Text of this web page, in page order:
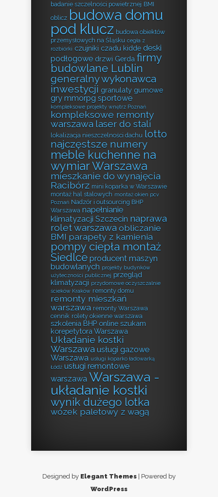
badanie szczelności powietrznej BMI
oblicz budowa domu
pod klucz budowa obiektów
przemysłowych na Śląsku cegła z
rozbiórki czujniki czadu kidde deski
podłogowe drzwi Gerda firmy
budowlane Lublin
generalny wykonawca
inwestycji granulaty gumowe
gry mmorpg sportowe
kompleksowe projekty wnętrz Poznań
kompleksowe remonty
warszawa laser do stali
lokalizacja nieszczelności dachu lotto
najczęstsze numery
meble kuchenne na
wymiar Warszawa
mieszkanie do wynajęcia
Racibórz mini koparka w Warszawie
montaż hal stalowych montaż okien pcv
Poznań Nadzór i outsourcing BHP
Warszawa napełnianie
klimatyzacji Szczecin naprawa
rolet warszawa obliczanie
BMI parapety z kamienia
pompy ciepła montaż
Siedlce producent maszyn
budowlanych projekty budynków
użyteczności publicznej przegląd
klimatyzacji przydomowe oczyszczalnie
ścieków Kraków remonty domu
remonty mieszkań
warszawa remonty Warszawa
cennik rolety okienne warszawa
szkolenia BHP online szukam
korepetytora Warszawa
Układanie kostki
Warszawa usługi gazowe
Warszawa usługi koparko ładowarką
Łódź usługi remontowe
warszawa Warszawa -
układanie kostki
wynik dużego lotka
wózek paletowy z wagą
Designed by Elegant Themes | Powered by
WordPress